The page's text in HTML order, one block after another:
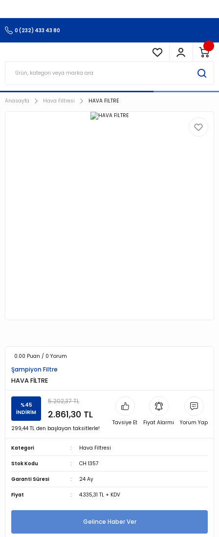
0 (232) 433 43 80
Anasayfa Hava Filtresi HAVA FİLTRE
0.00 Puan / 0 Yorum
Şampiyon Filtre
HAVA FİLTRE
%45
İNDİRİM
5.202,37 TL
2.861,30 TL
299,44 TL den başlayan taksitlerle!
Tavsiye Et Fiyat Alarmı Yorum Yap
Kategori Hava Filtresi
Stok Kodu CH 1357
Garanti Süresi 24 Ay
Fiyat 4.335,31 TL + KDV
Gelince Haber Ver